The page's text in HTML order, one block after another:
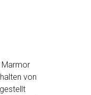
Marmor
von